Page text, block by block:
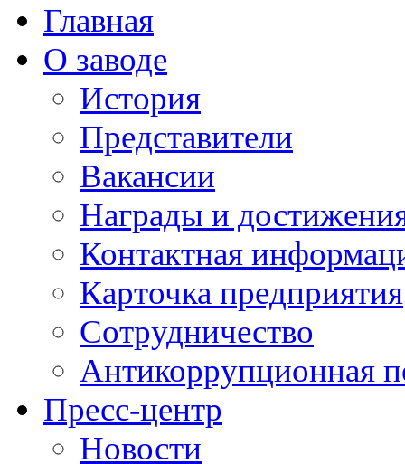
Главная
О заводе
История
Представители
Вакансии
Награды и
Контактная
Карточка предприятия
Сотрудничество
Антикоррупционная
Пресс-центр
Новости